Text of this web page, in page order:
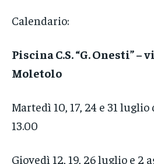
Calendario:
Piscina C.S. “G. Onesti” –
Moletolo
Martedì 10, 17, 24 e 31
13.00
Giovedì 12, 19, 26 luglio e 2